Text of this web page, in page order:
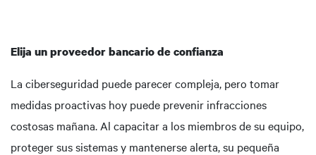
Elija un proveedor bancario de confianza
La ciberseguridad puede parecer compleja, pero tomar
medidas proactivas hoy puede prevenir infracciones
costosas mañana. Al capacitar a los miembros de su equipo,
proteger sus sistemas y mantenerse alerta, su pequeña